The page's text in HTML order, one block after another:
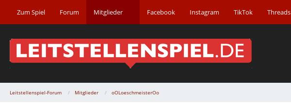
Zum Spiel Forum Mitglieder Facebook Instagram TikTok Threads
Leitstellenspiel-Forum Mitglieder oOLoeschmeisterOo